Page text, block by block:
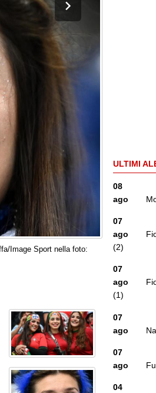
Image Sport nella foto:
ULTIMI
08
ago
07
ago
(2)
07
ago
(1)
07
ago
07
ago
04